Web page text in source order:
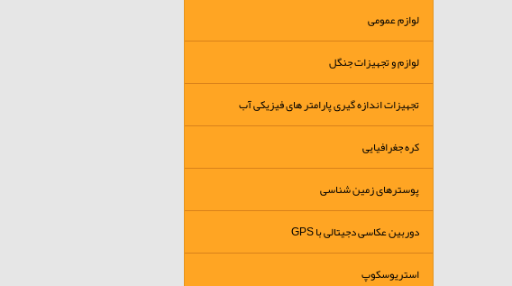
لوازم عمومی
لوازم و تجهیزات جنگل
تجهیزات اندازه گیری پارامتر های فیزیکی آب
کره جغرافیایی
پوسترهای زمین شناسی
دوربین عکاسی دجیتالی با GPS
استریوسکوپ